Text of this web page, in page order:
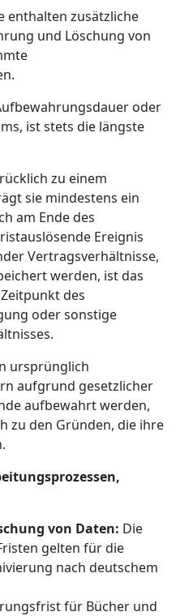
enthalten zusätzliche
und Löschung von
oder
ist stets die längste
zu einem
sie mindestens ein
am Ende des
Ereignis
Vertragsverhältnisse,
werden, ist das
des
oder sonstige
ursprünglich
aufgrund gesetzlicher
aufbewahrt werden,
zu den Gründen, die ihre
von Daten: Die
gelten für die
nach deutschem
für Bücher und